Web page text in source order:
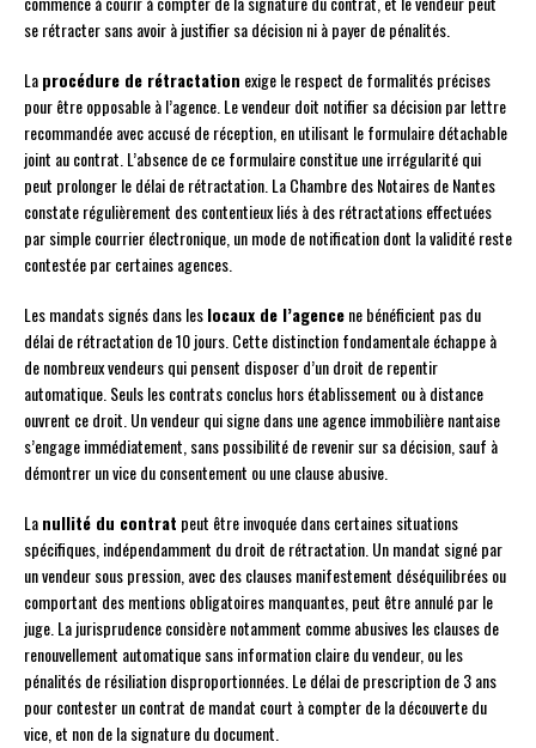
se rétracter sans avoir à justifier sa décision ni à payer de pénalités.
Laprocédure de rétractation exige le respect de formalités précises
pour être opposable à l’agence. Le vendeur doit notifier sa décision par lettre
recommandée avec accusé de réception, en utilisant le formulaire détachable
joint au contrat. L’absence de ce formulaire constitue une irrégularité qui
peut prolonger le délai de rétractation. La Chambre des Notaires de Nantes
constate régulièrement des contentieux liés à des rétractations effectuées
par simple courrier électronique, un mode de notification dont la validité reste
contestée par certaines agences.
Les mandats signés dans leslocaux de l’agencene bénéficient pas du
délai de rétractation de 10 jours. Cette distinction fondamentale échappe à
de nombreux vendeurs qui pensent disposer d’un droit de repentir
automatique. Seuls les contrats conclus hors établissement ou à distance
ouvrent ce droit. Un vendeur qui signe dans une agence immobilière nantaise
s’engage immédiatement, sans possibilité de revenir sur sa décision, sauf à
démontrer un vice du consentement ou une clause abusive.
Lanullité du contrat peut être invoquée dans certaines situations
spécifiques, indépendamment du droit de rétractation. Un mandat signé par
un vendeur sous pression, avec des clauses manifestement déséquilibrées ou
comportant des mentions obligatoires manquantes, peut être annulé par le
juge. La jurisprudence considère notamment comme abusives les clauses de
renouvellement automatique sans information claire du vendeur, ou les
pénalités de résiliation disproportionnées. Le délai de prescription de 3 ans
pour contester un contrat de mandat court à compter de la découverte du
vice, et non de la signature du document.